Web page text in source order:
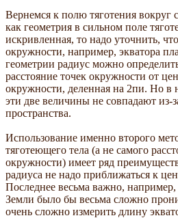
Вернемся к полю тяготения вокруг
как геометрия в сильном поле
искривленная, то надо уточнить,
окружности, например, экватора
геометрии радиус можно
расстояние точек окружности от
окружности, деленная на 2пи. Но в
эти две величины не совпадают из-
пространства.
Использование именно второго
тяготеющего тела (а не самого
окружности) имеет ряд
радиуса не надо приближаться к
Последнее весьма важно, например,
Земли было бы весьма сложно
очень сложно измерить длину